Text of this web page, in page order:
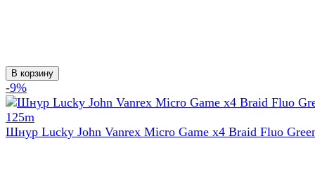
В корзину
-9%
Шнур Lucky John Vanrex Micro Game х4 Braid Fluo